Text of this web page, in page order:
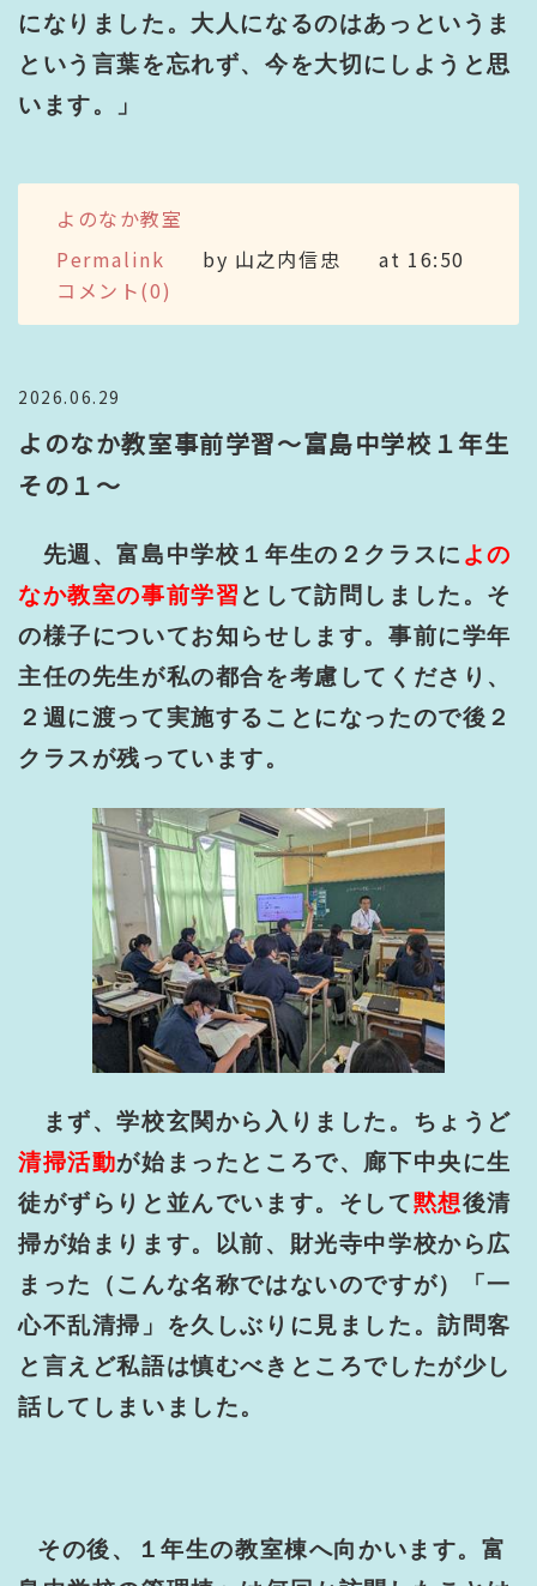
になりました。大人になるのはあっというま
という言葉を忘れず、今を大切にしようと思
います。」
よのなか教室
Permalink
by 山之内信忠
at 16:50
コメント(0)
2026.06.29
よのなか教室事前学習～富島中学校１年生
その１～
先週、富島中学校１年生の２クラスに よの
なか教室の事前学習 として訪問しました。そ
の様子についてお知らせします。事前に学年
主任の先生が私の都合を考慮してくださり、
２週に渡って実施することになったので後２
クラスが残っています。
まず、学校玄関から入りました。ちょうど
清掃活動が始まったところで、廊下中央に生
徒がずらりと並んでいます。そして黙想後清
掃が始まります。以前、財光寺中学校から広
まった（こんな名称ではないのですが）「一
心不乱清掃」を久しぶりに見ました。訪問客
と言えど私語は慎むべきところでしたが少し
話してしまいました。
その後、１年生の教室棟へ向かいます。富